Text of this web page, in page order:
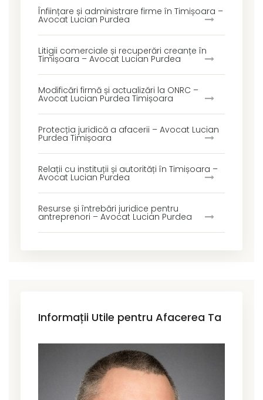
Înființare și administrare firme în Timișoara –
Avocat Lucian Purdea
Litigii comerciale și recuperări creanțe în
Timișoara – Avocat Lucian Purdea
Modificări firmă și actualizări la ONRC –
Avocat Lucian Purdea Timișoara
Protecția juridică a afacerii – Avocat Lucian
Purdea Timișoara
Relații cu instituții și autorități în Timișoara –
Avocat Lucian Purdea
Resurse și întrebări juridice pentru
antreprenori – Avocat Lucian Purdea
Informații Utile pentru Afacerea Ta